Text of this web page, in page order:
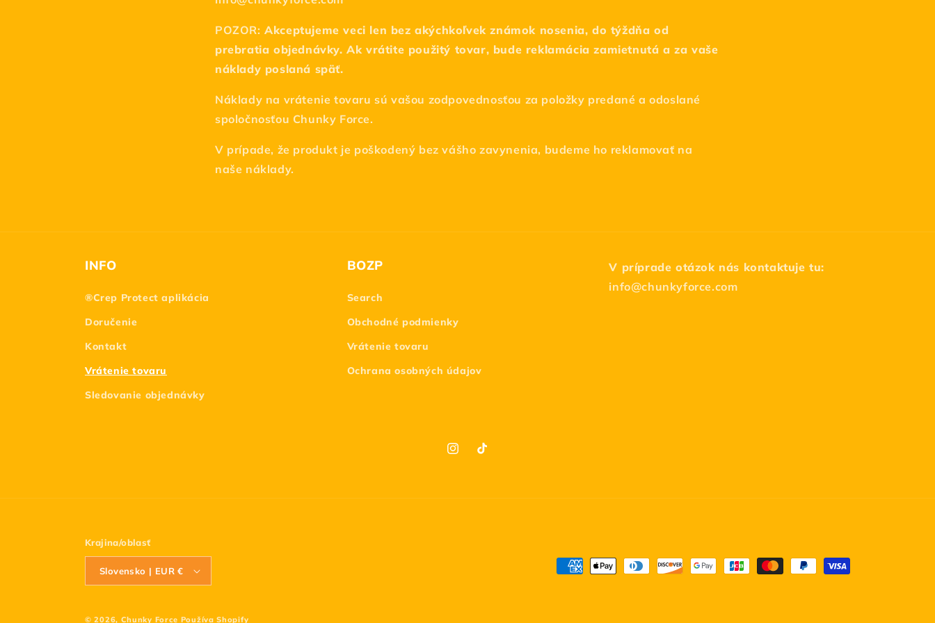
POZOR: Akceptujeme veci len bez akýchkoľvek známok nosenia, do týždňa od
prebratia objednávky. Ak vrátite použitý tovar, bude reklamácia zamietnutá a za vaše
náklady poslaná späť.
Náklady na vrátenie tovaru sú vašou zodpovednosťou za položky predané a odoslané
spoločnosťou Chunky Force.
V prípade, že produkt je poškodený bez vášho zavynenia, budeme ho reklamovať na
naše náklady.
INFO
®Crep Protect aplikácia
Doručenie
Kontakt
Vrátenie tovaru
Sledovanie objednávky
BOZP
Search
Obchodné podmienky
Vrátenie tovaru
Ochrana osobných údajov
V príprade otázok nás kontaktuje tu:
info@chunkyforce.com
Instagram
TikTok
Krajina/oblasť
Slovensko | EUR €
Spôsoby
© 2026, Chunky Force Používa Shopify